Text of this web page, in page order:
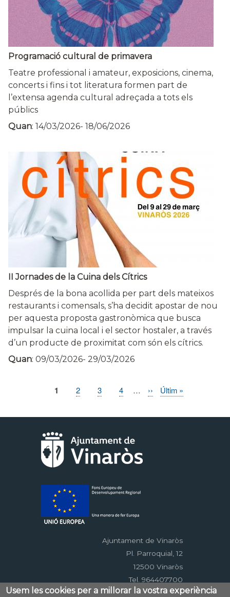
Programació cultural de primavera
Teatre professional i amateur, exposicions, cinema,
concerts i fins i tot literatura formen part de
l’extensa agenda cultural adreçada a tots els
públics
Quan: 14/03/2026- 18/06/2026
II Jornades de la Cuina dels Cítrics
Després de la bona acollida per part dels mateixos
restaurants i comensals, s’ha decidit apostar de nou
per aquesta proposta gastronòmica que busca
impulsar la cuina local i el sector hostaler, a través
d’un producte de proximitat com són els cítrics.
Quan: 09/03/2026- 29/03/2026
Pàgina
1 Page
2 Page
3 Page
4 …
Pàgina
››
Última
Últim »
Ajuntament de Vinaròs
Pl. Parroquial, 12
12500 Vinaròs
Tel. 964407700
Usem les cookies per a millorar la vostra experiència